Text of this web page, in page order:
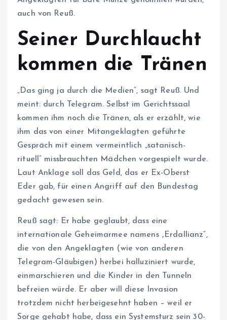
auch von Reuß.
Seiner Durchlaucht
kommen die Tränen
„Das ging ja durch die Medien“, sagt Reuß. Und
meint: durch Telegram. Selbst im Gerichtssaal
kommen ihm noch die Tränen, als er erzählt, wie
ihm das von einer Mitangeklagten geführte
Gespräch mit einem vermeintlich „satanisch-
rituell“ missbrauchten Mädchen vorgespielt wurde.
Laut Anklage soll das Geld, das er Ex-Oberst
Eder gab, für einen Angriff auf den Bundestag
gedacht gewesen sein.
Reuß sagt: Er habe geglaubt, dass eine
internationale Geheimarmee namens „Erdallianz“,
die von den Angeklagten (wie von anderen
Telegram-Gläubigen) herbei halluziniert wurde,
einmarschieren und die Kinder in den Tunneln
befreien würde. Er aber will diese Invasion
trotzdem nicht herbeigesehnt haben – weil er
Sorge gehabt habe, dass ein Systemsturz sein 30-